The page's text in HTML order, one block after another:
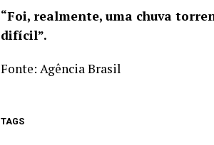
“Foi, realmente, uma chuva
difícil”.
Fonte: Agência Brasil
TAGS